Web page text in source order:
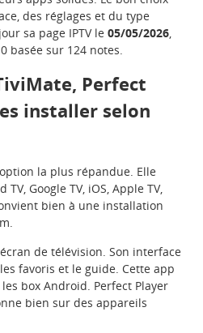
des réglages et du type
sa page IPTV le05/05/2026
basée sur 124 notes.
Perfect
installer selon
la plus répandue. Elle
Google TV, iOS, Apple TV,
bien à une installation
de télévision. Son interface
favoris et le guide. Cette app
box Android. Perfect Player
bien sur des appareils